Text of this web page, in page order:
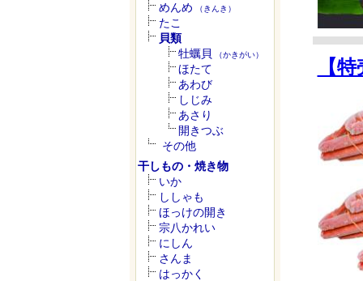
めんめ （きんき）
たこ
貝類
牡蠣貝
（かきがい）
ほたて
あわび
しじみ
あさり
開きつぶ
その他
干しもの・焼き物
いか
ししゃも
ほっけの開き
宗八かれい
にしん
さんま
はっかく
【